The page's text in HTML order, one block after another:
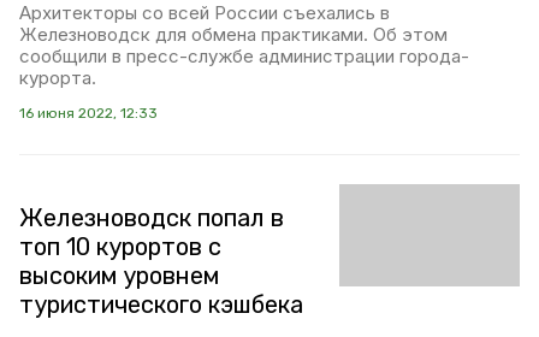
Архитекторы со всей России съехались в
Железноводск для обмена практиками. Об этом
сообщили в пресс-службе администрации города-
курорта.
16 июня 2022, 12:33
Железноводск попал в
топ 10 курортов с
высоким уровнем
туристического кэшбека